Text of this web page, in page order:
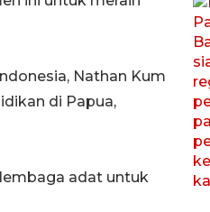
Nathan Kum
di Papua,
adat untuk